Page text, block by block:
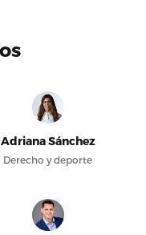
Adriana Sánchez
Derecho y deporte